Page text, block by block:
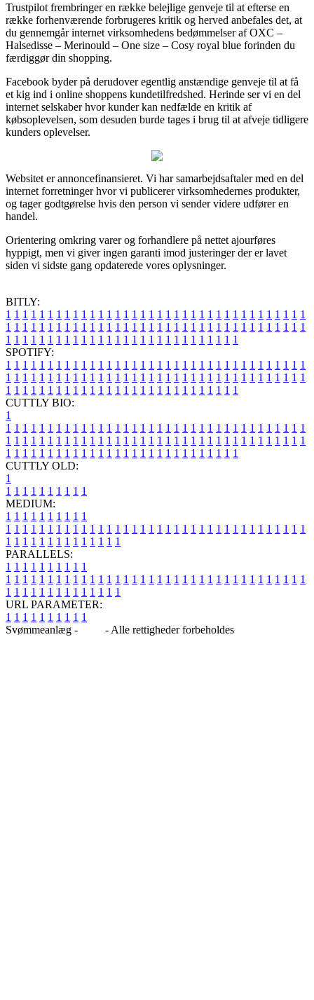
Trustpilot frembringer en række belejlige genveje til at efterse en
række forhenværende forbrugeres kritik og herved anbefales det, at
du gennemgår internet virksomhedens bedømmelser af OXC –
Halsedisse – Merinould – One size – Cosy royal blue forinden du
færdiggør din shopping.
Facebook byder på derudover egentlig anstændige genveje til at få
et kig ind i online shoppens kundetilfredshed. Herinde ser vi en del
internet selskaber hvor kunder kan nedfælde en kritik af
købsoplevelsen, som desuden burde tages i brug til at afveje tidligere
kunders oplevelser.
Websitet er annoncefinansieret. Vi har samarbejdsaftaler med en del
internet forretninger hvor vi publicerer virksomhedernes produkter,
og tager godtgørelse hvis den person vi sender videre udfører en
handel.
Orientering omkring varer og forhandlere på nettet ajourføres
hyppigt, men vi giver ingen garanti imod justeringer der er lavet
siden vi sidste gang opdaterede vores oplysninger.
BITLY:
1 1 1 1 1 1 1 1 1 1 1 1 1 1 1 1 1 1 1 1 1 1 1 1 1 1 1 1 1 1 1 1 1 1 1 1
1 1 1 1 1 1 1 1 1 1 1 1 1 1 1 1 1 1 1 1 1 1 1 1 1 1 1 1 1 1 1 1 1 1 1 1
1 1 1 1 1 1 1 1 1 1 1 1 1 1 1 1 1 1 1 1 1 1 1 1 1 1 1 1
SPOTIFY:
1 1 1 1 1 1 1 1 1 1 1 1 1 1 1 1 1 1 1 1 1 1 1 1 1 1 1 1 1 1 1 1 1 1 1 1
1 1 1 1 1 1 1 1 1 1 1 1 1 1 1 1 1 1 1 1 1 1 1 1 1 1 1 1 1 1 1 1 1 1 1 1
1 1 1 1 1 1 1 1 1 1 1 1 1 1 1 1 1 1 1 1 1 1 1 1 1 1 1 1
CUTTLY BIO:
1
1 1 1 1 1 1 1 1 1 1 1 1 1 1 1 1 1 1 1 1 1 1 1 1 1 1 1 1 1 1 1 1 1 1 1 1
1 1 1 1 1 1 1 1 1 1 1 1 1 1 1 1 1 1 1 1 1 1 1 1 1 1 1 1 1 1 1 1 1 1 1 1
1 1 1 1 1 1 1 1 1 1 1 1 1 1 1 1 1 1 1 1 1 1 1 1 1 1 1 1
CUTTLY OLD:
1
1 1 1 1 1 1 1 1 1 1
MEDIUM:
1 1 1 1 1 1 1 1 1 1
1 1 1 1 1 1 1 1 1 1 1 1 1 1 1 1 1 1 1 1 1 1 1 1 1 1 1 1 1 1 1 1 1 1 1 1
1 1 1 1 1 1 1 1 1 1 1 1 1 1
PARALLELS:
1 1 1 1 1 1 1 1 1 1
1 1 1 1 1 1 1 1 1 1 1 1 1 1 1 1 1 1 1 1 1 1 1 1 1 1 1 1 1 1 1 1 1 1 1 1
1 1 1 1 1 1 1 1 1 1 1 1 1 1
URL PARAMETER:
1 1 1 1 1 1 1 1 1 1
Svømmeanlæg -
- Alle rettigheder forbeholdes